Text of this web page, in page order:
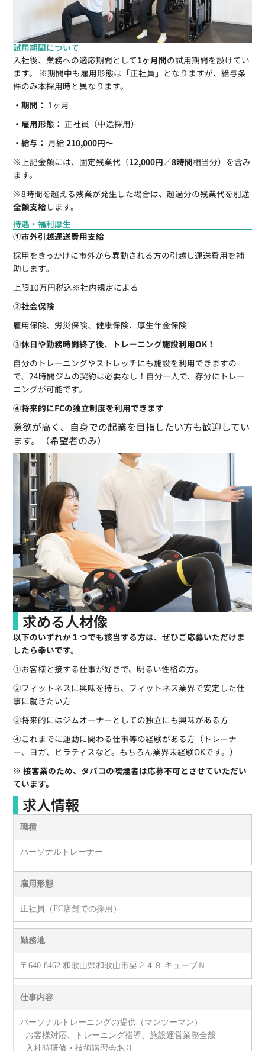
試用期間について
入社後、業務への適応期間として1ヶ月間の試用期間を設けてい
ます。 ※期間中も雇用形態は「正社員」となりますが、給与条
件のみ本採用時と異なります。
・期間： 1ヶ月
・雇用形態： 正社員（中途採用）
・給与： 月給210,000円〜
※上記金額には、固定残業代（12,000円／8時間相当分）を含み
ます。
※8時間を超える残業が発生した場合は、超過分の残業代を別途
全額支給します。
待遇・福利厚生
①市外引越運送費用支給
採用をきっかけに市外から異動される方の引越し運送費用を補
助します。
上限10万円税込※社内規定による
②社会保険
雇用保険、労災保険、健康保険、厚生年金保険
③休日や勤務時間終了後、トレーニング施設利用OK！
自分のトレーニングやストレッチにも施設を利用できますの
で、24時間ジムの契約は必要なし！自分一人で、存分にトレー
ニングが可能です。
④将来的にFCの独立制度を利用できます
意欲が高く、自身での起業を目指したい方も歓迎してい
ます。（希望者のみ）
求める人材像
以下のいずれか１つでも該当する方は、ぜひご応募いただけま
したら幸いです。
①お客様と接する仕事が好きで、明るい性格の方。
②フィットネスに興味を持ち、フィットネス業界で安定した仕
事に就きたい方
③将来的にはジムオーナーとしての独立にも興味がある方
④これまでに運動に関わる仕事等の経験がある方（トレーナ
ー、ヨガ、ピラティスなど。もちろん業界未経験OKです。）
※ 接客業のため、タバコの喫煙者は応募不可とさせていただい
ています。
求人情報
職種
パーソナルトレーナー
雇用形態
正社員（FC店舗での採用）
勤務地
〒640-8462 和歌山県和歌山市粟２４８ キューブＮ
仕事内容
パーソナルトレーニングの提供（マンツーマン）
- お客様対応、トレーニング指導、施設運営業務全般
- 入社時研修・技術講習会あり